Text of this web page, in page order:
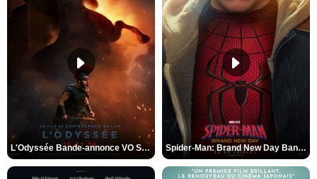
L'Odyssée Bande-annonce VO STFR Spider-Man: Brand New Day Bande-annonce VO STFR